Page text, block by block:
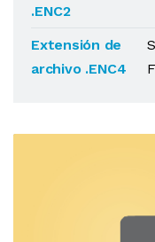
.ENC2
Extensión de
archivo .ENC4